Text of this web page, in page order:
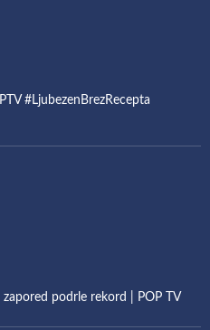
#LjubezenBrezRecepta
podrle rekord | POP TV